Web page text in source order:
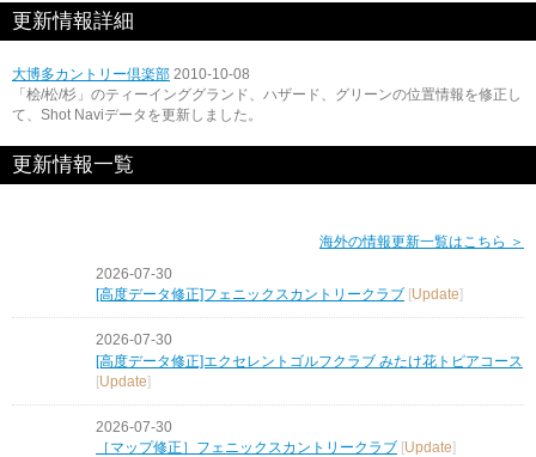
更新情報詳細
大博多カントリー倶楽部 2010-10-08
「桧/松/杉」のティーインググランド、ハザード、グリーンの位置情報を修正し
て、Shot Naviデータを更新しました。
更新情報一覧
海外の情報更新一覧はこちら ＞
2026-07-30
[高度データ修正]フェニックスカントリークラブ
Update
2026-07-30
[高度データ修正]エクセレントゴルフクラブ みたけ花トピアコース
[Update]
2026-07-30
［マップ修正］フェニックスカントリークラブ [Update]